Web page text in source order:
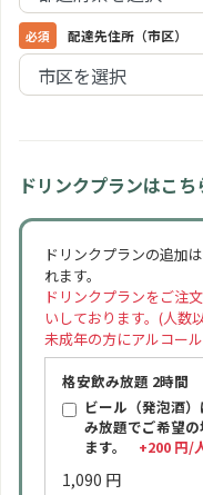
配達先住所（市区）
ドリンクプランはこち
ドリンクプランの追加
れます。
ドリンクプランをご注
いしております。(人数
未成年の方にアルコー
格安飲み放題 2時間
ビール（発泡酒
み放題でご希望
ます。
+200 円/
1,090 円